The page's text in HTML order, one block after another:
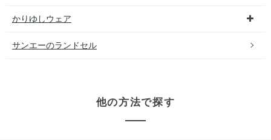
かりゆしウェア
サンエーのランドセル
他の方法で探す